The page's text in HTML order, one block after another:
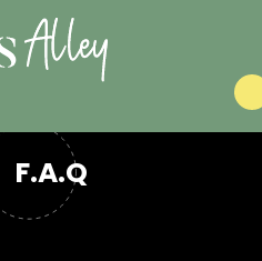
F.A.Q